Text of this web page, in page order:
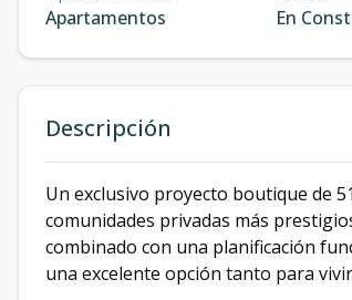
Apartamentos En
Descripción
Un exclusivo proyecto boutique de
comunidades privadas más
combinado con una planificación
una excelente opción tanto para